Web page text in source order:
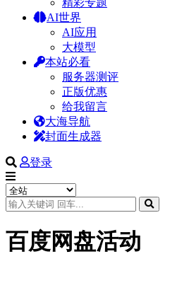
精彩专题
AI世界
AI应用
大模型
本站必看
服务器测评
正版优惠
给我留言
大海导航
封面生成器
登录
百度网盘活动